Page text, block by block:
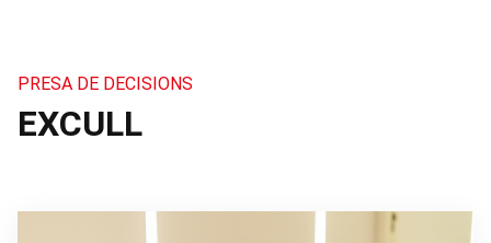
PRESA DE DECISIONS
EXCULL